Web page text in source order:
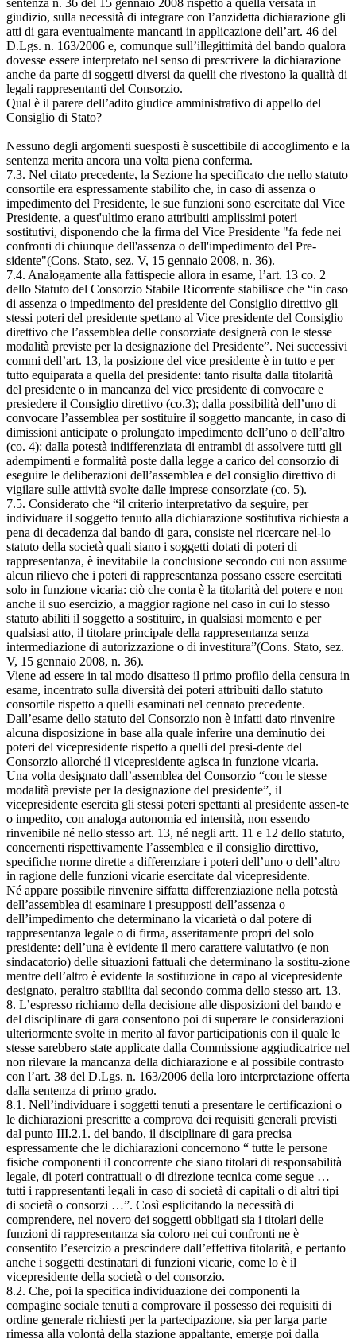
giudizio, sulla necessità di integrare con l’anzidetta dichiarazione gli
atti di gara eventualmente mancanti in applicazione dell’art. 46 del
D.Lgs. n. 163/2006 e, comunque sull’illegittimità del bando qualora
dovesse essere interpretato nel senso di prescrivere la dichiarazione
anche da parte di soggetti diversi da quelli che rivestono la qualità di
legali rappresentanti del Consorzio.
Qual è il parere dell’adito giudice amministrativo di appello del
Consiglio di Stato?
Nessuno degli argomenti suesposti è suscettibile di accoglimento e la
sentenza merita ancora una volta piena conferma.
7.3. Nel citato precedente, la Sezione ha specificato che nello statuto
consortile era espressamente stabilito che, in caso di assenza o
impedimento del Presidente, le sue funzioni sono esercitate dal Vice
Presidente, a quest'ultimo erano attribuiti amplissimi poteri
sostitutivi, disponendo che la firma del Vice Presidente "fa fede nei
confronti di chiunque dell'assenza o dell'impedimento del Pre-
sidente"(Cons. Stato, sez. V, 15 gennaio 2008, n. 36).
7.4. Analogamente alla fattispecie allora in esame, l’art. 13 co. 2
dello Statuto del Consorzio Stabile Ricorrente stabilisce che “in caso
di assenza o impedimento del presidente del Consiglio direttivo gli
stessi poteri del presidente spettano al Vice presidente del Consiglio
direttivo che l’assemblea delle consorziate designerà con le stesse
modalità previste per la designazione del Presidente”. Nei successivi
commi dell’art. 13, la posizione del vice presidente è in tutto e per
tutto equiparata a quella del presidente: tanto risulta dalla titolarità
del presidente o in mancanza del vice presidente di convocare e
presiedere il Consiglio direttivo (co.3); dalla possibilità dell’uno di
convocare l’assemblea per sostituire il soggetto mancante, in caso di
dimissioni anticipate o prolungato impedimento dell’uno o dell’altro
(co. 4): dalla potestà indifferenziata di entrambi di assolvere tutti gli
adempimenti e formalità poste dalla legge a carico del consorzio di
eseguire le deliberazioni dell’assemblea e del consiglio direttivo di
vigilare sulle attività svolte dalle imprese consorziate (co. 5).
7.5. Considerato che “il criterio interpretativo da seguire, per
individuare il soggetto tenuto alla dichiarazione sostitutiva richiesta a
pena di decadenza dal bando di gara, consiste nel ricercare nel-lo
statuto della società quali siano i soggetti dotati di poteri di
rappresentanza, è inevitabile la conclusione secondo cui non assume
alcun rilievo che i poteri di rappresentanza possano essere esercitati
solo in funzione vicaria: ciò che conta è la titolarità del potere e non
anche il suo esercizio, a maggior ragione nel caso in cui lo stesso
statuto abiliti il soggetto a sostituire, in qualsiasi momento e per
qualsiasi atto, il titolare principale della rappresentanza senza
intermediazione di autorizzazione o di investitura”(Cons. Stato, sez.
V, 15 gennaio 2008, n. 36).
Viene ad essere in tal modo disatteso il primo profilo della censura in
esame, incentrato sulla diversità dei poteri attribuiti dallo statuto
consortile rispetto a quelli esaminati nel cennato precedente.
Dall’esame dello statuto del Consorzio non è infatti dato rinvenire
alcuna disposizione in base alla quale inferire una deminutio dei
poteri del vicepresidente rispetto a quelli del presi-dente del
Consorzio allorché il vicepresidente agisca in funzione vicaria.
Una volta designato dall’assemblea del Consorzio “con le stesse
modalità previste per la designazione del presidente”, il
vicepresidente esercita gli stessi poteri spettanti al presidente assen-te
o impedito, con analoga autonomia ed intensità, non essendo
rinvenibile né nello stesso art. 13, né negli artt. 11 e 12 dello statuto,
concernenti rispettivamente l’assemblea e il consiglio direttivo,
specifiche norme dirette a differenziare i poteri dell’uno o dell’altro
in ragione delle funzioni vicarie esercitate dal vicepresidente.
Né appare possibile rinvenire siffatta differenziazione nella potestà
dell’assemblea di esaminare i presupposti dell’assenza o
dell’impedimento che determinano la vicarietà o dal potere di
rappresentanza legale o di firma, asseritamente propri del solo
presidente: dell’una è evidente il mero carattere valutativo (e non
sindacatorio) delle situazioni fattuali che determinano la sostitu-zione
mentre dell’altro è evidente la sostituzione in capo al vicepresidente
designato, peraltro stabilita dal secondo comma dello stesso art. 13.
8. L’espresso richiamo della decisione alle disposizioni del bando e
del disciplinare di gara consentono poi di superare le considerazioni
ulteriormente svolte in merito al favor participationis con il quale le
stesse sarebbero state applicate dalla Commissione aggiudicatrice nel
non rilevare la mancanza della dichiarazione e al possibile contrasto
con l’art. 38 del D.Lgs. n. 163/2006 della loro interpretazione offerta
dalla sentenza di primo grado.
8.1. Nell’individuare i soggetti tenuti a presentare le certificazioni o
le dichiarazioni prescritte a comprova dei requisiti generali previsti
dal punto III.2.1. del bando, il disciplinare di gara precisa
espressamente che le dichiarazioni concernono “ tutte le persone
fisiche componenti il concorrente che siano titolari di responsabilità
legale, di poteri contrattuali o di direzione tecnica come segue …
tutti i rappresentanti legali in caso di società di capitali o di altri tipi
di società o consorzi …”. Così esplicitando la necessità di
comprendere, nel novero dei soggetti obbligati sia i titolari delle
funzioni di rappresentanza sia coloro nei cui confronti ne è
consentito l’esercizio a prescindere dall’effettiva titolarità, e pertanto
anche i soggetti destinatari di funzioni vicarie, come lo è il
vicepresidente della società o del consorzio.
8.2. Che, poi la specifica individuazione dei componenti la
compagine sociale tenuti a comprovare il possesso dei requisiti di
ordine generale richiesti per la partecipazione, sia per larga parte
rimessa alla volontà della stazione appaltante, emerge poi dalla